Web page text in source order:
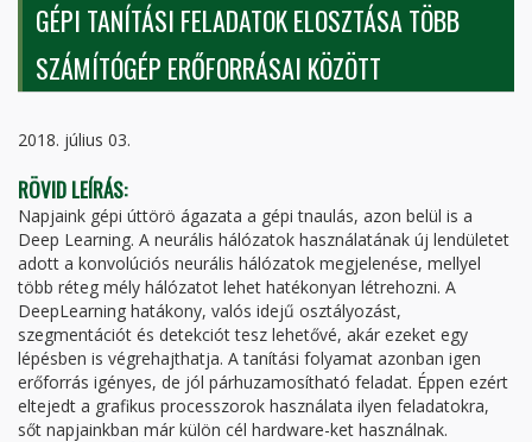
GÉPI TANÍTÁSI FELADATOK ELOSZTÁSA TÖBB
SZÁMÍTÓGÉP ERŐFORRÁSAI KÖZÖTT
2018. július 03.
RÖVID LEÍRÁS:
Napjaink gépi úttörö ágazata a gépi tnaulás, azon belül is a
Deep Learning. A neurális hálózatok használatának új lendületet
adott a konvolúciós neurális hálózatok megjelenése, mellyel
több réteg mély hálózatot lehet hatékonyan létrehozni. A
DeepLearning hatákony, valós idejű osztályozást,
szegmentációt és detekciót tesz lehetővé, akár ezeket egy
lépésben is végrehajthatja. A tanítási folyamat azonban igen
erőforrás igényes, de jól párhuzamosítható feladat. Éppen ezért
eltejedt a grafikus processzorok használata ilyen feladatokra,
sőt napjainkban már külön cél hardware-ket használnak.